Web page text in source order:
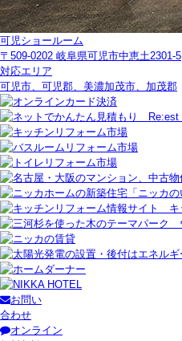
可児ショールーム
〒509-0202 岐阜県可児市中恵土2301-5
対応エリア
可児市、可児郡、美濃加茂市、加茂郡
お問い
合わせ
オンライン